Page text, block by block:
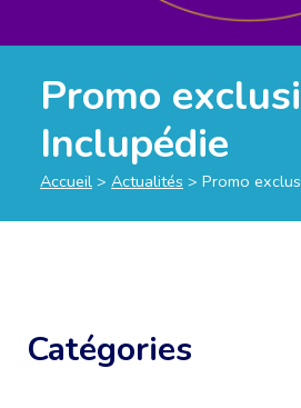
Promo
Inclupédie
Accueil > Actualités > Promo
Catégories